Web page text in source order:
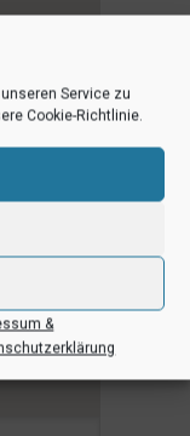
Service zu
Cookie-Richtlinie.
&